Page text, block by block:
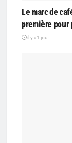
Le marc de
première pour
il y a 1 jour